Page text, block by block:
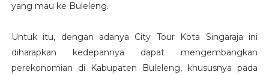
yang mau ke Buleleng.
Untuk itu, dengan adanya City Tour Kota Singaraja ini
diharapkan kedepannya dapat mengembangkan
perekonomian di Kabupaten Buleleng, khususnya pada